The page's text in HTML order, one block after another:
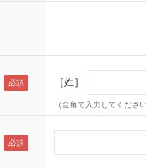
［姓］
（全角で入力してください